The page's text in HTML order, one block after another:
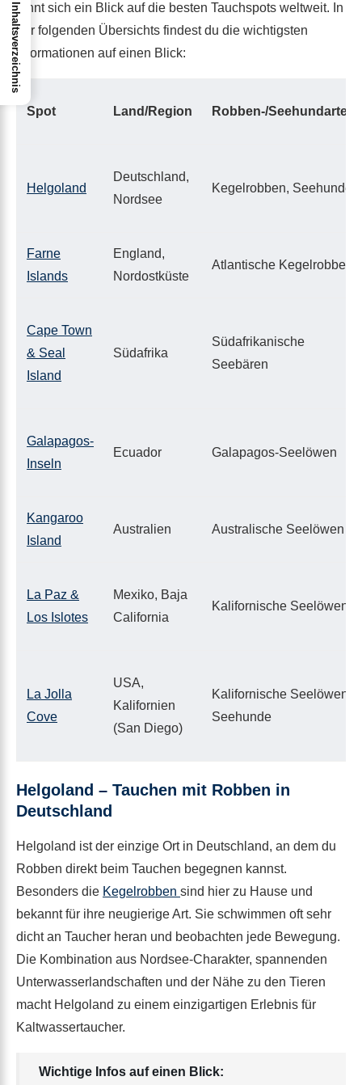
lohnt sich ein Blick auf die besten Tauchspots weltweit. In
der folgenden Übersichts findest du die wichtigsten
Informationen auf einen Blick:
Spot Land/Region Robben-/Seehundarten
Helgoland
Deutschland,
Nordsee
Kegelrobben, Seehunde
Farne
Islands
England,
Nordostküste
Atlantische Kegelrobben
Cape Town
& Seal
Island
Südafrika
Südafrikanische
Seebären
Galapagos-
Inseln
Ecuador Galapagos-Seelöwen
Kangaroo
Island
Australien Australische Seelöwen
La Paz &
Los Islotes
Mexiko, Baja
California
Kalifornische Seelöwen
La Jolla
Cove
USA,
Kalifornien
(San Diego)
Kalifornische Seelöwen,
Seehunde
Helgoland – Tauchen mit Robben in
Deutschland
Helgoland ist der einzige Ort in Deutschland, an dem du
Robben direkt beim Tauchen begegnen kannst.
Besonders die Kegelrobben sind hier zu Hause und
bekannt für ihre neugierige Art. Sie schwimmen oft sehr
dicht an Taucher heran und beobachten jede Bewegung.
Die Kombination aus Nordsee-Charakter, spannenden
Unterwasserlandschaften und der Nähe zu den Tieren
macht Helgoland zu einem einzigartigen Erlebnis für
Kaltwassertaucher.
Wichtige Infos auf einen Blick:
Inhaltsverzeichnis